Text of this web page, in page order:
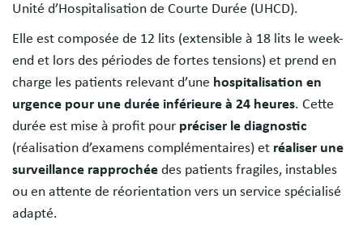
Unité d’Hospitalisation de Courte Durée (UHCD).
Elle est composée de 12 lits (extensible à 18 lits le week-
end et lors des périodes de fortes tensions) et prend en
charge les patients relevant d’une hospitalisation en
urgence pour une durée inférieure à 24 heures. Cette
durée est mise à profit pour préciser le diagnostic
(réalisation d’examens complémentaires) et réaliser une
surveillance rapprochée des patients fragiles, instables
ou en attente de réorientation vers un service spécialisé
adapté.